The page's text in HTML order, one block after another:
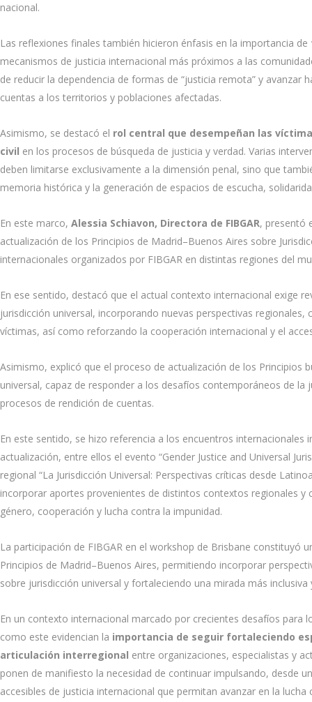
nacional.
Las reflexiones finales también hicieron énfasis en la importancia de
mecanismos de justicia internacional más próximos a las
de reducir la dependencia de formas de “justicia remota” y
cuentas a los territorios y poblaciones afectadas.
Asimismo, se destacó el rol central que desempeñan las
civil en los procesos de búsqueda de justicia y verdad. Varias
deben limitarse exclusivamente a la dimensión penal, sino que
memoria histórica y la generación de espacios de escucha,
En este marco, Alessia Schiavon, Directora de FIBGAR, presentó
actualización de los Principios de Madrid–Buenos Aires sobre
internacionales organizados por FIBGAR en distintas regiones del
En ese sentido, destacó que el actual contexto internacional exige
jurisdicción universal, incorporando nuevas perspectivas
víctimas, así como reforzando la cooperación internacional y el
Asimismo, explicó que el proceso de actualización de los Principios
universal, capaz de responder a los desafíos contemporáneos de
procesos de rendición de cuentas.
En este sentido, se hizo referencia a los encuentros
actualización, entre ellos el evento “Gender Justice and Universal
regional “La Jurisdicción Universal: Perspectivas críticas desde
incorporar aportes provenientes de distintos contextos regionales
género, cooperación y lucha contra la impunidad.
La participación de FIBGAR en el workshop de Brisbane
Principios de Madrid–Buenos Aires, permitiendo incorporar
sobre jurisdicción universal y fortaleciendo una mirada más
En un contexto internacional marcado por crecientes desafíos
como este evidencian la importancia de seguir fortaleciendo
articulación interregional entre organizaciones, especialistas y
ponen de manifiesto la necesidad de continuar impulsando, desde
accesibles de justicia internacional que permitan avanzar en la